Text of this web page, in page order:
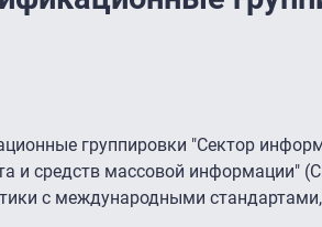
группировки "Сектор
и средств массовой информации"
с международными стандартами,